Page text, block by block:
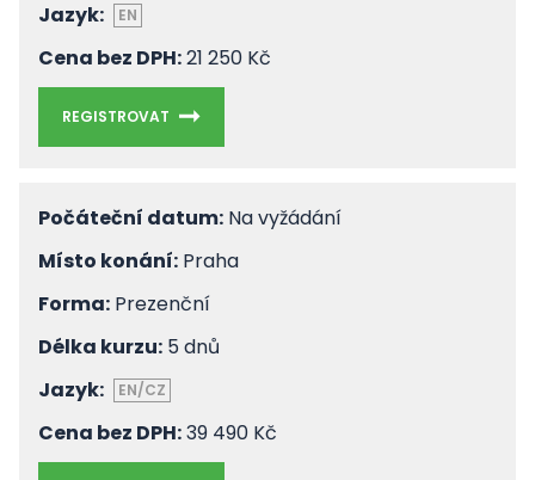
Jazyk:
EN
Cena bez DPH:21 250 Kč
REGISTROVAT
Počáteční datum: Na vyžádání
Místo konání: Praha
Forma: Prezenční
Délka kurzu: 5 dnů
Jazyk:
EN/CZ
Cena bez DPH:39 490 Kč